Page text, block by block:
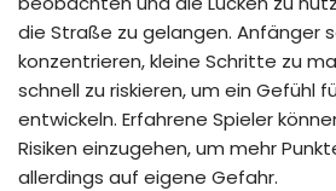
die Straße zu gelangen. Anfänger
konzentrieren, kleine Schritte zu
schnell zu riskieren, um ein Gefühl
entwickeln. Erfahrene Spieler
Risiken einzugehen, um mehr
allerdings auf eigene Gefahr.